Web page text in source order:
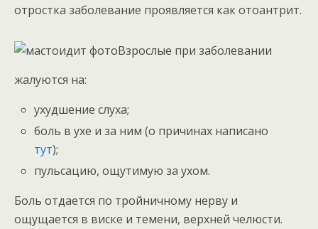
отростка заболевание проявляется как отоантрит.
Взрослые при заболевании
жалуются на:
ухудшение слуха;
боль в ухе и за ним (о причинах написано
тут);
пульсацию, ощутимую за ухом.
Боль отдается по тройничному нерву и
ощущается в виске и темени, верхней челюсти.